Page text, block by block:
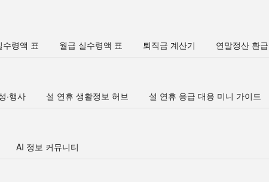
수령액 표 월급 실수령액 표 퇴직금 계산기 연말정산 환
·행사 설 연휴 생활정보 허브 설 연휴 응급 대응 미니 가이드
AI 정보 커뮤니티